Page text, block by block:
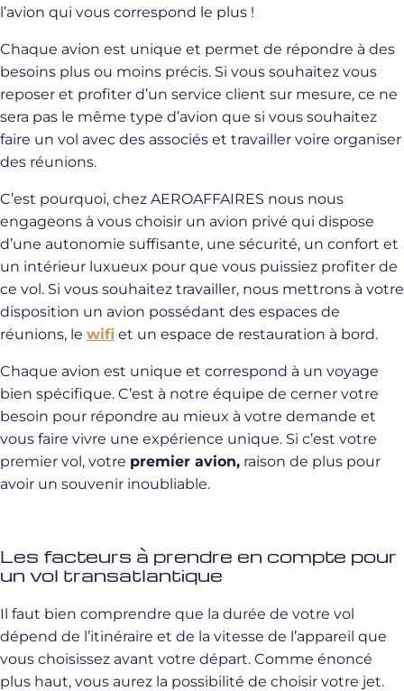
l’avion qui vous correspond le plus !
Chaque avion est unique et permet de répondre à des
besoins plus ou moins précis. Si vous souhaitez vous
reposer et profiter d’un service client sur mesure, ce ne
sera pas le même type d’avion que si vous souhaitez
faire un vol avec des associés et travailler voire organiser
des réunions.
C’est pourquoi, chez AEROAFFAIRES nous nous
engageons à vous choisir un avion privé qui dispose
d’une autonomie suffisante, une sécurité, un confort et
un intérieur luxueux pour que vous puissiez profiter de
ce vol. Si vous souhaitez travailler, nous mettrons à votre
disposition un avion possédant des espaces de
réunions, le wifi et un espace de restauration à bord.
Chaque avion est unique et correspond à un voyage
bien spécifique. C’est à notre équipe de cerner votre
besoin pour répondre au mieux à votre demande et
vous faire vivre une expérience unique. Si c’est votre
premier vol, votre premier avion, raison de plus pour
avoir un souvenir inoubliable.
Les facteurs à prendre en compte pour
un vol transatlantique
Il faut bien comprendre que la durée de votre vol
dépend de l’itinéraire et de la vitesse de l’appareil que
vous choisissez avant votre départ. Comme énoncé
plus haut, vous aurez la possibilité de choisir votre jet.